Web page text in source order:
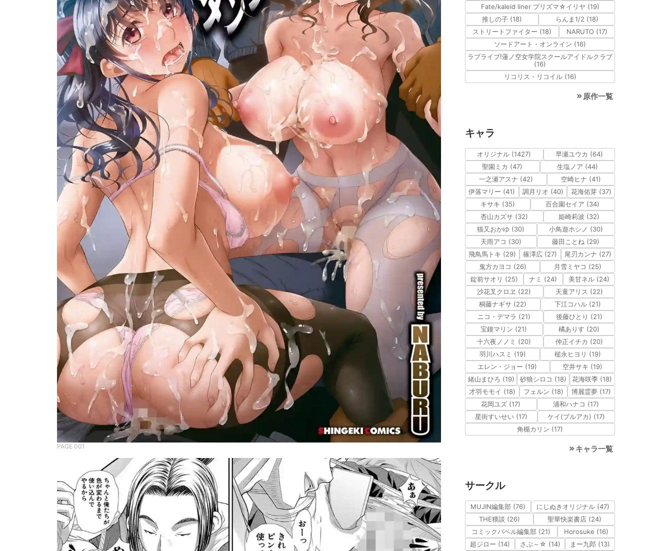
PAGE 001
Fate/kaleid liner プリズマ☆イリヤ (19)
推しの子 (18)
らんま1/2 (18)
ストリートファイター (18)
NARUTO (17)
ソードアート・オンライン (16)
ラブライブ!蓮ノ空女学院スクールアイドルクラブ
(16)
リコリス・リコイル (16)
原作一覧
キャラ
オリジナル (1427)
早瀬ユウカ (64)
聖園ミカ (47)
生塩ノア (44)
一之瀬アスナ (42)
空崎ヒナ (41)
伊落マリー (41)
調月リオ (40)
花海佑芽 (37)
キサキ (35)
百合園セイア (34)
杏山カズサ (32)
姫崎莉波 (32)
猫又おかゆ (30)
小鳥遊ホシノ (30)
天雨アコ (30)
藤田ことね (29)
飛鳥馬トキ (29)
篠澤広 (27)
尾刃カンナ (27)
鬼方カヨコ (26)
月雪ミヤコ (25)
錠前サオリ (25)
ナミ (24)
美甘ネル (24)
沙花叉クロヱ (22)
天童アリス (22)
桐藤ナギサ (22)
下江コハル (21)
ニコ・デマラ (21)
後藤ひとり (21)
宝鐘マリン (21)
橘ありす (20)
十六夜ノノミ (20)
仲正イチカ (20)
羽川ハスミ (19)
槌永ヒヨリ (19)
エレン・ジョー (19)
空井サキ (19)
緒山まひろ (19)
砂狼シロコ (18)
花海咲季 (18)
才羽モモイ (18)
フェルン (18)
博麗霊夢 (17)
花岡ユズ (17)
浦和ハナコ (17)
星街すいせい (17)
ケイ(ブルアカ) (17)
角楯カリン (17)
キャラ一覧
サークル
MUJIN編集部 (76)
にじぬきオリジナル (47)
THE猥談 (26)
聖華快楽書店 (24)
コミックバベル編集部 (21)
Horosuke (16)
超ジロー (14)
さぶ～☆ (14)
まー九郎 (13)